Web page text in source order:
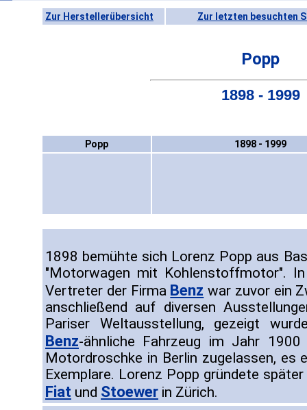
Zur Herstellerübersicht Zur letzten besuchten
Popp
1898 - 1999
Popp 1898 - 1999
1898 bemühte sich Lorenz Popp aus
"Motorwagen mit Kohlenstoffmotor".
Vertreter der Firma Benz war zuvor ein
anschließend auf diversen
Pariser Weltausstellung, gezeigt
Benz-ähnliche Fahrzeug im Jahr
Motordroschke in Berlin zugelassen, es
Exemplare. Lorenz Popp gründete
Fiat und Stoewer in Zürich.